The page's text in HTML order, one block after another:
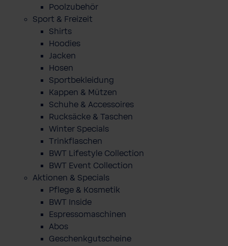
Poolzubehör
Sport & Freizeit
Shirts
Hoodies
Jacken
Hosen
Sportbekleidung
Kappen & Mützen
Schuhe & Accessoires
Rucksäcke & Taschen
Winter Specials
Trinkflaschen
BWT Lifestyle Collection
BWT Event Collection
Aktionen & Specials
Pflege & Kosmetik
BWT Inside
Espressomaschinen
Abos
Geschenkgutscheine